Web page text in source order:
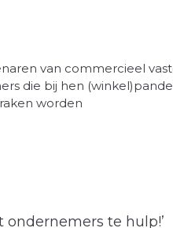
van commercieel
die bij hen
worden
ondernemers te hulp!’